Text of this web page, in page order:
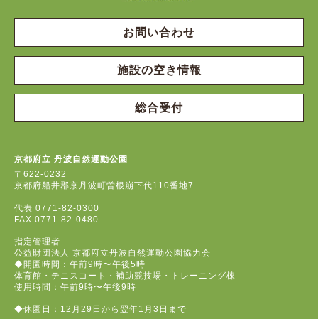
お問い合わせ
施設の空き情報
総合受付
京都府立 丹波自然運動公園
〒622-0232
京都府船井郡京丹波町曽根崩下代110番地7
代表 0771-82-0300
FAX 0771-82-0480
指定管理者
公益財団法人 京都府立丹波自然運動公園協力会
◆開園時間：午前9時〜午後5時
体育館・テニスコート・補助競技場・トレーニング棟
使用時間：午前9時〜午後9時
◆休園日：12月29日から翌年1月3日まで